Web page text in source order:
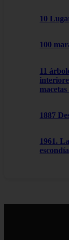
10
100
11
1887
1961.